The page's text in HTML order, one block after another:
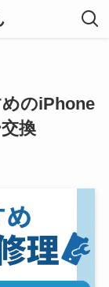
めのiPhone
換